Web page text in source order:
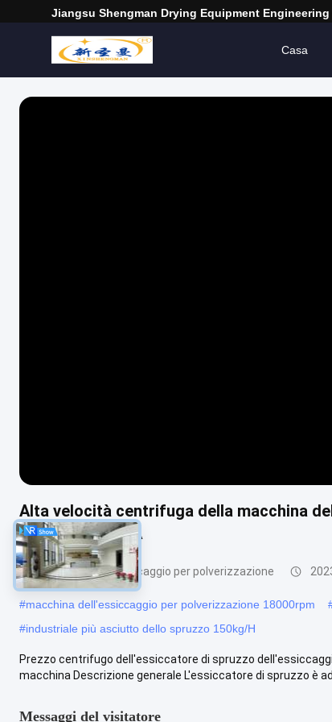
Jiangsu Shengman Drying Equipment Engineering
Casa
Alta velocità centrifuga della macchina
50kg/H di Q235A
Macchina dell'essiccaggio per polverizzazione
#macchina dell'essiccaggio per polverizzazione 18000rpm
#industriale più asciutto dello spruzzo 150kg/H
Prezzo centrifugo dell'essiccatore di spruzzo
macchina Descrizione generale L'essiccatore di spruzzo è
Messaggi del visitatore